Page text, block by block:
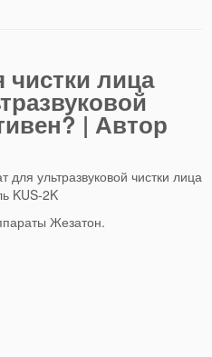
лица
| Автор
ультразвуковой чистки лица
KUS-2K
Жезатон.